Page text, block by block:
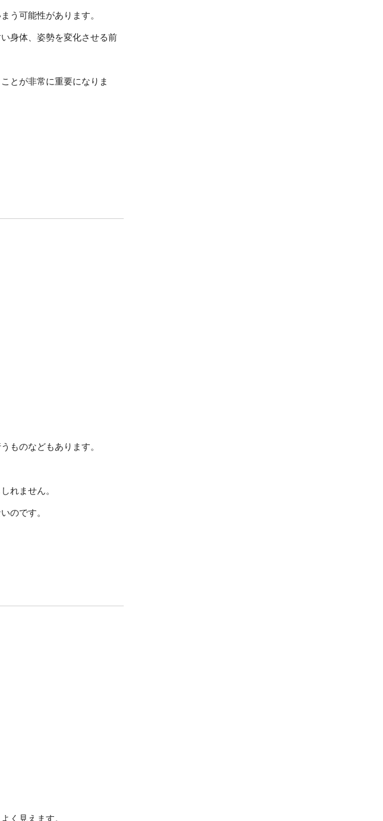
う可能性があります。
身体、姿勢を変化させる前
とが非常に重要になりま
ものなどもあります。
れません。
のです。
く見えます。